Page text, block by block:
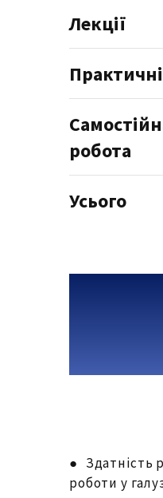
Лекції
Практичні
робота
Усього
● Здатність
роботи у